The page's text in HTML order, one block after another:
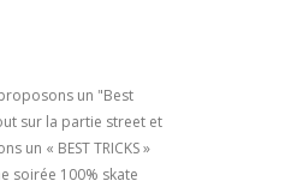
un "Best
sur la partie street et
un « BEST TRICKS »
soirée 100% skate